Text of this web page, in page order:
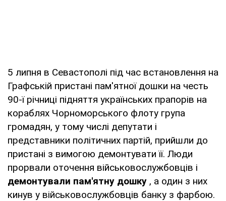
5 липня в Севастополі під час встановлення на
Графській пристані пам'ятної дошки на честь
90-ї річниці підняття українських прапорів на
кораблях Чорноморського флоту група
громадян, у тому числі депутати і
представники політичних партій, прийшли до
пристані з вимогою демонтувати її. Люди
прорвали оточення військовослужбовців і
демонтували пам'ятну дошку , а один з них
кинув у військовослужбовців банку з фарбою.